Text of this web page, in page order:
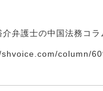
介弁護士の中国法務コ
column/